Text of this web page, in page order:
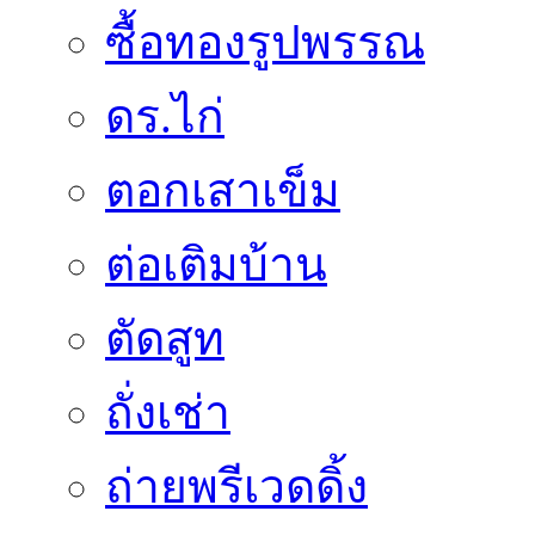
ซื้อทองรูปพรรณ
ดร.ไก่
ตอกเสาเข็ม
ต่อเติมบ้าน
ตัดสูท
ถั่งเช่า
ถ่ายพรีเวดดิ้ง